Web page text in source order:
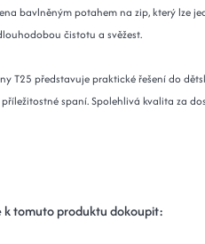
bavlněným potahem na zip, který lze
čistotu a svěžest.
T25 představuje praktické řešení do
spaní. Spolehlivá kvalita za
k tomuto produktu dokoupit: